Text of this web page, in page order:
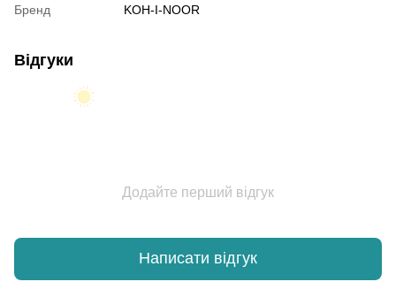
Бренд
KOH-I-NOOR
Відгуки
Додайте перший відгук
Написати відгук